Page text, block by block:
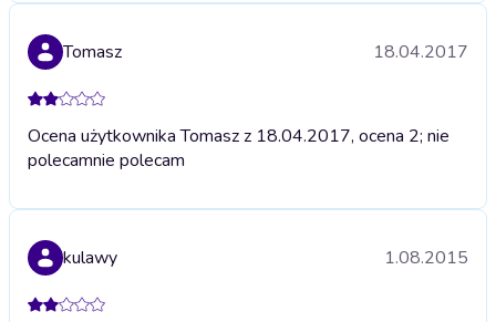
Tomasz 18.04.2017
Ocena użytkownika Tomasz z 18.04.2017, ocena 2; nie
polecamnie polecam
kulawy 1.08.2015